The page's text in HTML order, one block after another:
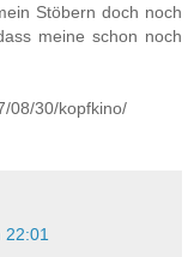
Stöbern doch noch
meine schon noch
08/30/kopfkino/
22:01